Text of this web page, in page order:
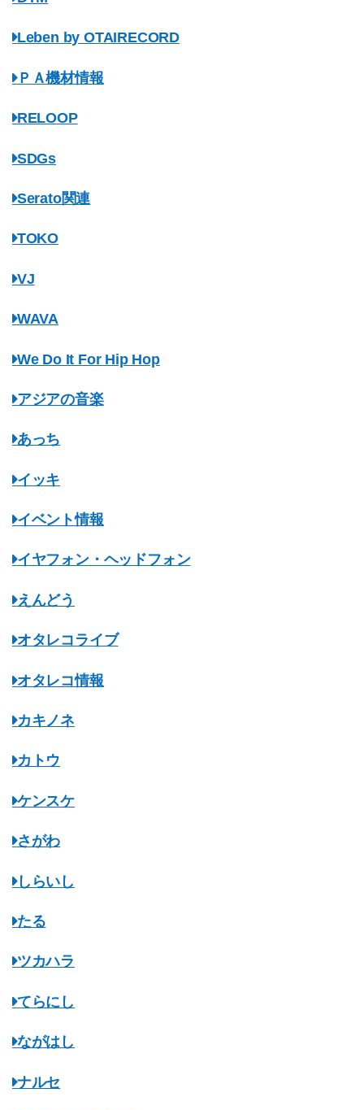
Leben by OTAIRECORD
ＰＡ機材情報
RELOOP
SDGs
Serato関連
TOKO
VJ
WAVA
We Do It For Hip Hop
アジアの音楽
あっち
イッキ
イベント情報
イヤフォン・ヘッドフォン
えんどう
オタレコライブ
オタレコ情報
カキノネ
カトウ
ケンスケ
さがわ
しらいし
たる
ツカハラ
てらにし
ながはし
ナルセ